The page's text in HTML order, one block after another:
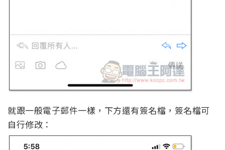
就跟一般電子郵件一樣，下方還有簽名檔，簽名檔可
自行修改：